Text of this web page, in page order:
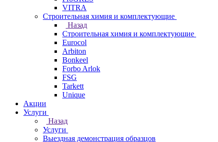
VITRA
Строительная химия и комплектующие
Назад
Строительная химия и комплектующие
Eurocol
Arbiton
Bonkeel
Forbo Arlok
FSG
Tarkett
Unique
Акции
Услуги
Назад
Услуги
Выездная демонстрация образцов